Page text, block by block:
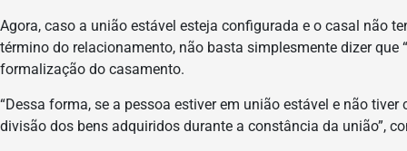
Agora, caso a união estável esteja configurada e o casal não
término do relacionamento, não basta simplesmente dizer
formalização do casamento.
“Dessa forma, se a pessoa estiver em união estável e não
divisão dos bens adquiridos durante a constância da união”,